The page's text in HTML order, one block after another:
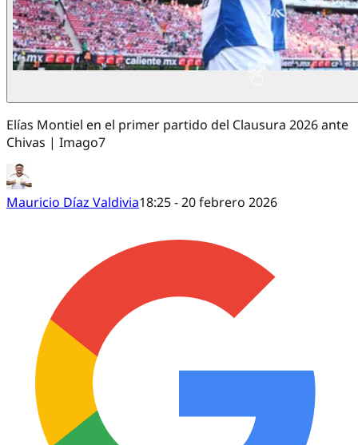
Elías Montiel en el primer partido del Clausura 2026 ante
Chivas | Imago7
Mauricio Díaz Valdivia18:25 - 20 febrero 2026